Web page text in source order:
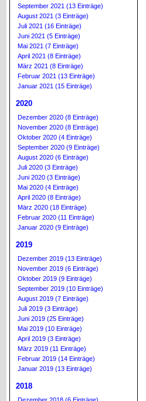
September 2021 (13 Einträge)
August 2021 (3 Einträge)
Juli 2021 (16 Einträge)
Juni 2021 (5 Einträge)
Mai 2021 (7 Einträge)
April 2021 (8 Einträge)
März 2021 (8 Einträge)
Februar 2021 (13 Einträge)
Januar 2021 (15 Einträge)
2020
Dezember 2020 (8 Einträge)
November 2020 (8 Einträge)
Oktober 2020 (4 Einträge)
September 2020 (9 Einträge)
August 2020 (6 Einträge)
Juli 2020 (3 Einträge)
Juni 2020 (3 Einträge)
Mai 2020 (4 Einträge)
April 2020 (8 Einträge)
März 2020 (18 Einträge)
Februar 2020 (11 Einträge)
Januar 2020 (9 Einträge)
2019
Dezember 2019 (13 Einträge)
November 2019 (6 Einträge)
Oktober 2019 (9 Einträge)
September 2019 (10 Einträge)
August 2019 (7 Einträge)
Juli 2019 (3 Einträge)
Juni 2019 (25 Einträge)
Mai 2019 (10 Einträge)
April 2019 (3 Einträge)
März 2019 (11 Einträge)
Februar 2019 (14 Einträge)
Januar 2019 (13 Einträge)
2018